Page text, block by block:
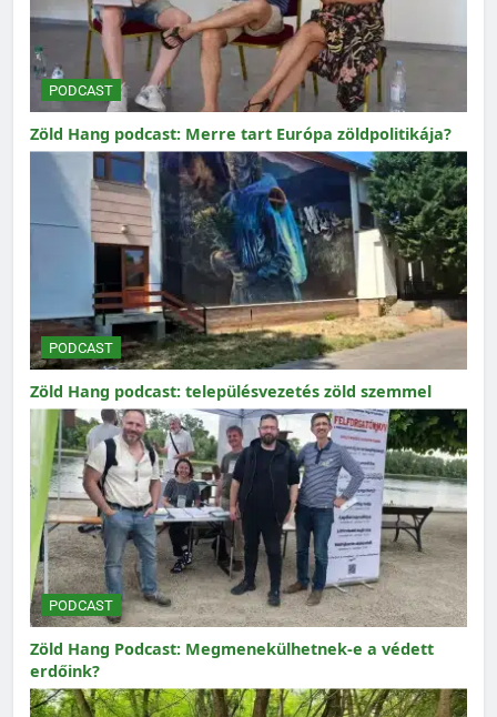
PODCAST
Zöld Hang podcast: Merre tart Európa zöldpolitikája?
PODCAST
Zöld Hang podcast: településvezetés zöld szemmel
PODCAST
Zöld Hang Podcast: Megmenekülhetnek-e a védett
erdőink?